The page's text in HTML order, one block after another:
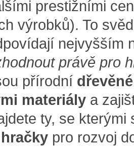
prestižními
výrobků). To
nejvyšším
právě pro
přírodní
materiály a
ty, se
pro rozvoj